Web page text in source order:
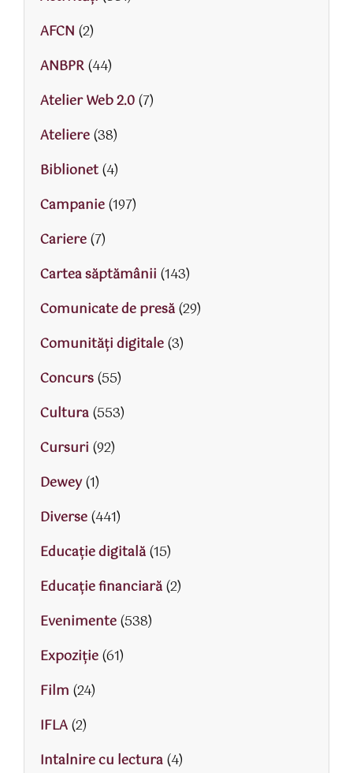
AFCN (2)
ANBPR(44)
Atelier Web 2.0(7)
Ateliere(38)
Biblionet(4)
Campanie(197)
Cariere(7)
Cartea săptămânii (143)
Comunicate de presă(29)
Comunități digitale(3)
Concurs(55)
Cultura(553)
Cursuri (92)
Dewey(1)
Diverse(441)
Educaţie digitală(15)
Educaţie financiară(2)
Evenimente(538)
Expoziție(61)
Film (24)
IFLA(2)
Intalnire cu lectura(4)